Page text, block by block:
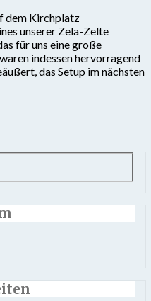
dem Kirchplatz
unserer Zela-Zelte
für uns eine große
indessen hervorragend
das Setup im nächsten